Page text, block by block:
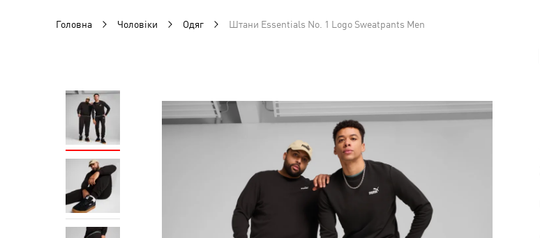
Головна Чоловіки Одяг Штани Essentials No. 1 Logo Sweatpants Men